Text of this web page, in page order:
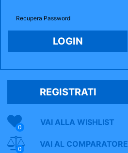
Recupera Password
REGISTRATI
VAI ALLA WISHLIST
0
VAI AL COMPARATORE
0